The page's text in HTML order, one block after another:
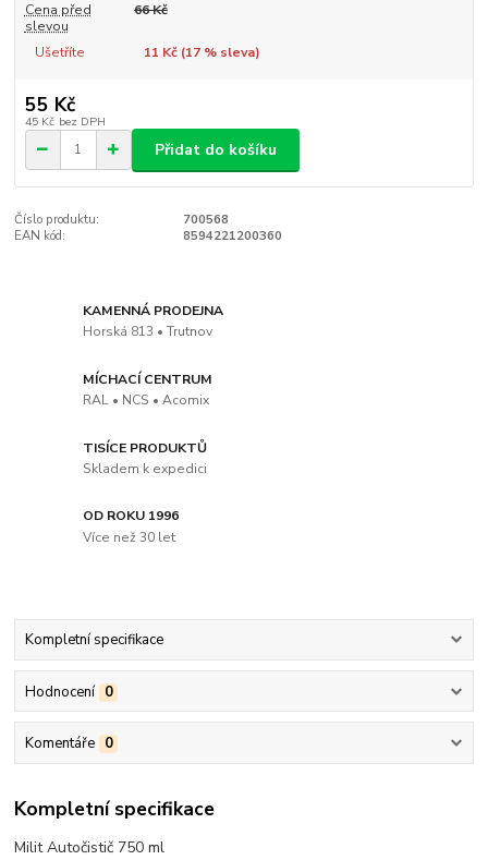
Cena před
slevou
66 Kč
Ušetříte 11 Kč (17% sleva)
55 Kč
45 Kč bez DPH
Přidat do košíku
Číslo produktu:
700568
EAN kód:
8594221200360
KAMENNÁ PRODEJNA
Horská 813 • Trutnov
MÍCHACÍ CENTRUM
RAL • NCS • Acomix
TISÍCE PRODUKTŮ
Skladem k expedici
OD ROKU 1996
Více než 30 let
Kompletní specifikace
Hodnocení 0
Komentáře 0
Kompletní specifikace
Milit Autočistič 750 ml